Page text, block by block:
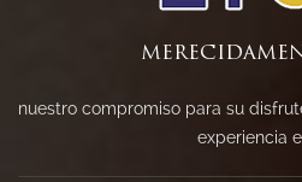
nuestro compromiso para su
experiencia